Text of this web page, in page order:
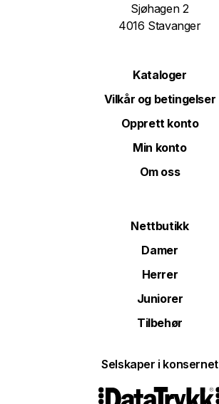
Sjøhagen 2
4016 Stavanger
Kataloger
Vilkår og betingelser
Opprett konto
Min konto
Om oss
Nettbutikk
Damer
Herrer
Juniorer
Tilbehør
Selskaper i konsernet